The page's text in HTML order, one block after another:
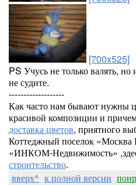
[700x525]
PS Учусь не только валять,
не судите.
-------------------
Как часто нам бывают нужны
красивой композиции и
доставка цветов, приятного
Коттеджный поселок «Москва
«ИНКОМ-Недвижимость»
строительство.
вверх^ к полной версии